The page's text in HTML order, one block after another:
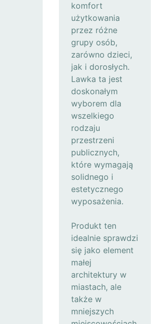
komfort
użytkowania
przez różne
grupy osób,
zarówno dzieci,
jak i dorosłych.
Lawka ta jest
doskonałym
wyborem dla
wszelkiego
rodzaju
przestrzeni
publicznych,
które wymagają
solidnego i
estetycznego
wyposażenia.
Produkt ten
idealnie sprawdzi
się jako element
małej
architektury w
miastach, ale
także w
mniejszych